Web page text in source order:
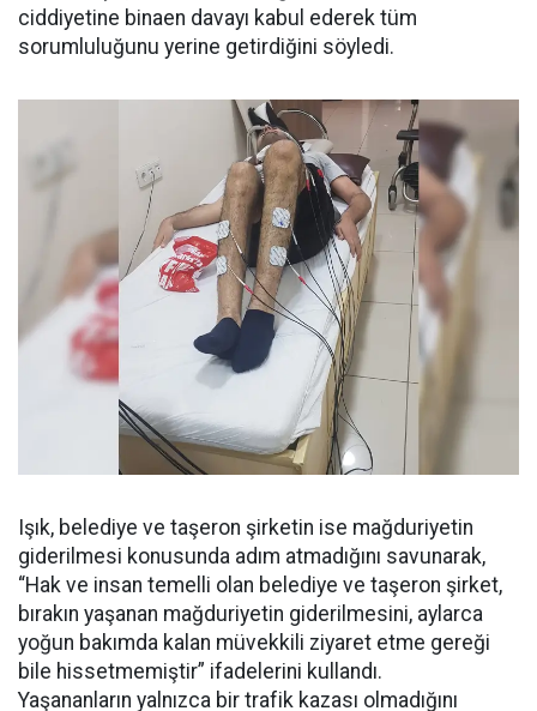
ciddiyetine binaen davayı kabul ederek tüm
sorumluluğunu yerine getirdiğini söyledi.
Işık, belediye ve taşeron şirketin ise mağduriyetin
giderilmesi konusunda adım atmadığını savunarak,
“Hak ve insan temelli olan belediye ve taşeron şirket,
bırakın yaşanan mağduriyetin giderilmesini, aylarca
yoğun bakımda kalan müvekkili ziyaret etme gereği
bile hissetmemiştir” ifadelerini kullandı.
Yaşananların yalnızca bir trafik kazası olmadığını